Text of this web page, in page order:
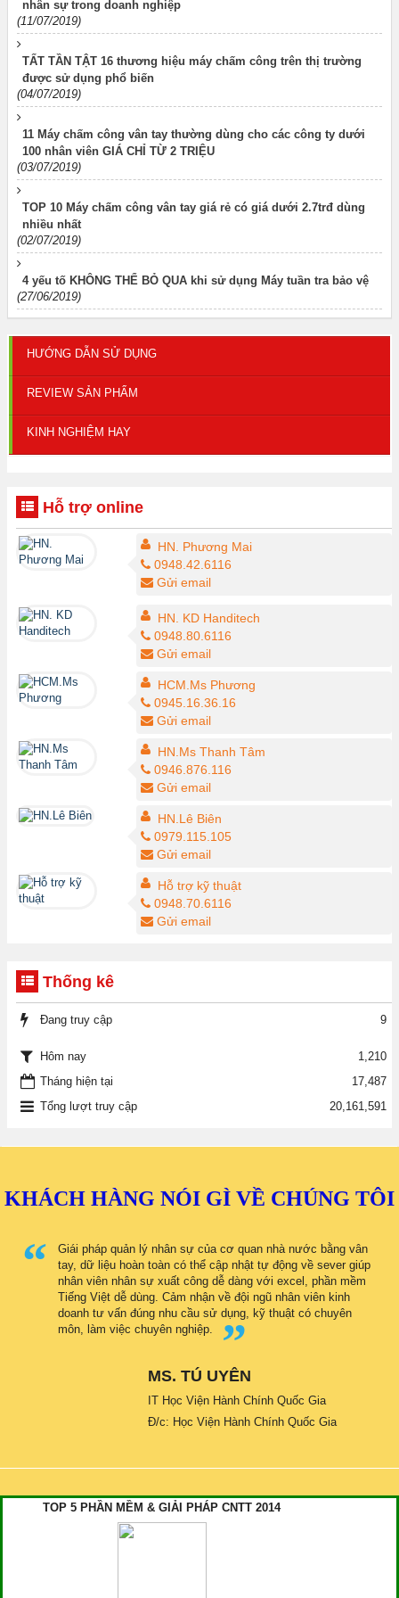
nhân sự trong doanh nghiệp
(11/07/2019)
TẤT TẦN TẬT 16 thương hiệu máy chấm công trên thị trường
được sử dụng phổ biến
(04/07/2019)
11 Máy chấm công vân tay thường dùng cho các công ty dưới
100 nhân viên GIÁ CHỈ TỪ 2 TRIỆU
(03/07/2019)
TOP 10 Máy chấm công vân tay giá rẻ có giá dưới 2.7trđ dùng
nhiều nhất
(02/07/2019)
4 yếu tố KHÔNG THỂ BỎ QUA khi sử dụng Máy tuần tra bảo vệ
(27/06/2019)
HƯỚNG DẪN SỬ DỤNG
REVIEW SẢN PHẨM
KINH NGHIỆM HAY
Hỗ trợ online
HN. Phương Mai
0948.42.6116
Gửi email
HN. KD Handitech
0948.80.6116
Gửi email
HCM.Ms Phương
0945.16.36.16
Gửi email
HN.Ms Thanh Tâm
0946.876.116
Gửi email
HN.Lê Biên
0979.115.105
Gửi email
Hỗ trợ kỹ thuật
0948.70.6116
Gửi email
Thống kê
Đang truy cập 9
Hôm nay
1,210
Tháng hiện tại
17,487
Tổng lượt truy cập
20,161,591
KHÁCH HÀNG NÓI GÌ VỀ CHÚNG TÔI
Giái pháp quản lý nhân sự của cơ quan nhà nước bằng vân
tay, dữ liệu hoàn toàn có thể cập nhật tự động về sever giúp
nhân viên nhân sự xuất công dễ dàng với excel, phần mềm
Tiếng Việt dễ dùng. Cảm nhận về đội ngũ nhân viên kinh
doanh tư vấn đúng nhu cầu sử dụng, kỹ thuật có chuyên
môn, làm việc chuyên nghiệp.
MS. TÚ UYÊN
IT Học Viện Hành Chính Quốc Gia
Đ/c: Học Viện Hành Chính Quốc Gia
TOP 5 PHẦN MỀM & GIẢI PHÁP CNTT 2014